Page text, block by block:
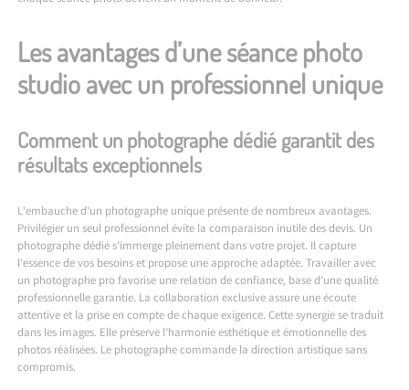
Les avantages d’une séance photo
studio avec un professionnel unique
Comment un photographe dédié garantit des
résultats exceptionnels
L’embauche d’un photographe unique présente de nombreux avantages.
Privilégier un seul professionnel évite la comparaison inutile des devis. Un
photographe dédié s’immerge pleinement dans votre projet. Il capture
l’essence de vos besoins et propose une approche adaptée. Travailler avec
un photographe pro favorise une relation de confiance, base d’une qualité
professionnelle garantie. La collaboration exclusive assure une écoute
attentive et la prise en compte de chaque exigence. Cette synergie se traduit
dans les images. Elle préserve l’harmonie esthétique et émotionnelle des
photos réalisées. Le photographe commande la direction artistique sans
compromis.